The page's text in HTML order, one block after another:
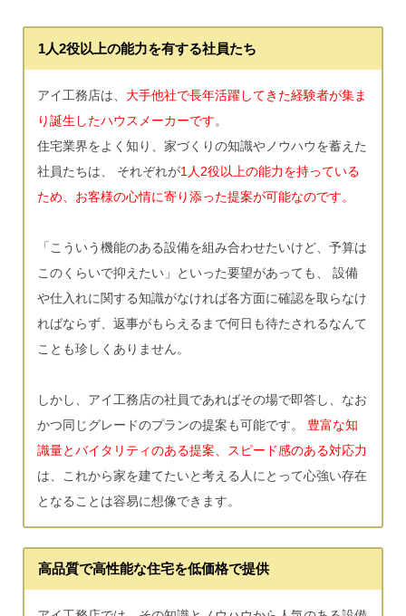
1人2役以上の能力を有する社員たち
アイ工務店は、 大手他社で長年活躍してきた経験者が集ま
り誕生したハウスメーカーです。
住宅業界をよく知り、家づくりの知識やノウハウを蓄えた
社員たちは、 それぞれが1人2役以上の能力を持っている
ため、お客様の心情に寄り添った提案が可能なのです。
「こういう機能のある設備を組み合わせたいけど、予算は
このくらいで抑えたい」といった要望があっても、 設備
や仕入れに関する知識がなければ各方面に確認を取らなけ
ればならず、返事がもらえるまで何日も待たされるなんて
ことも珍しくありません。
しかし、アイ工務店の社員であればその場で即答し、なお
かつ同じグレードのプランの提案も可能です。
豊富な知
識量とバイタリティのある提案、スピード感のある対応力
は、これから家を建てたいと考える人にとって心強い存在
となることは容易に想像できます。
高品質で高性能な住宅を低価格で提供